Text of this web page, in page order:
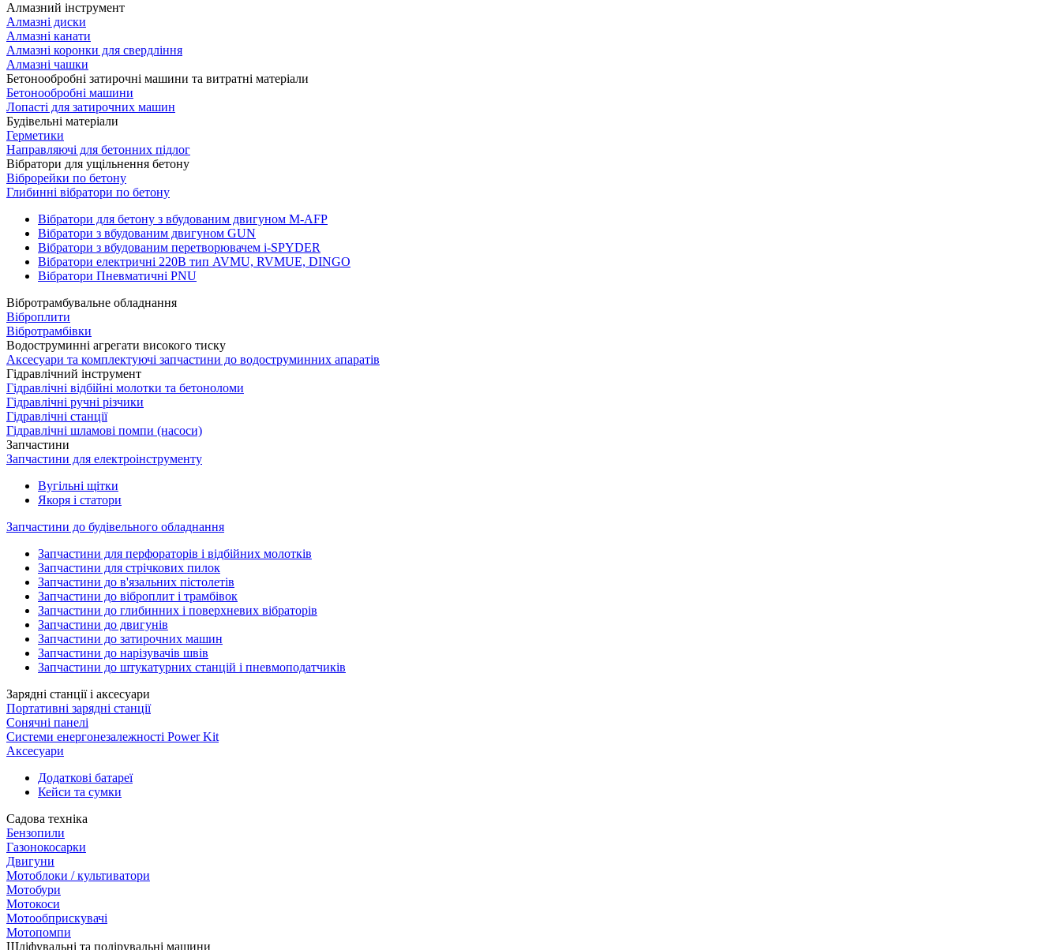
Алмазний інструмент
Алмазні диски
Алмазні канати
Алмазні коронки для свердління
Алмазні чашки
Бетонообробні затирочні машини та витратні матеріали
Бетонообробні машини
Лопасті для затирочних машин
Будівельні матеріали
Герметики
Направляючі для бетонних підлог
Вібратори для ущільнення бетону
Віброрейки по бетону
Глибинні вібратори по бетону
Вібратори для бетону з вбудованим двигуном M-AFP
Вібратори з вбудованим двигуном GUN
Вібратори з вбудованим перетворювачем i-SPYDER
Вібратори електричні 220B тип AVMU, RVMUE, DINGO
Вібратори Пневматичні PNU
Вібротрамбувальне обладнання
Віброплити
Вібротрамбівки
Водоструминні агрегати високого тиску
Аксесуари та комплектуючі запчастини до водоструминних апаратів
Гідравлічний інструмент
Гідравлічні відбійні молотки та бетоноломи
Гідравлічні ручні різчики
Гідравлічні станції
Гідравлічні шламові помпи (насоси)
Запчастини
Запчастини для електроінструменту
Вугільні щітки
Якоря і статори
Запчастини до будівельного обладнання
Запчастини для перфораторів і відбійних молотків
Запчастини для стрічкових пилок
Запчастини до в'язальних пістолетів
Запчастини до віброплит і трамбівок
Запчастини до глибинних і поверхневих вібраторів
Запчастини до двигунів
Запчастини до затирочних машин
Запчастини до нарізувачів швів
Запчастини до штукатурних станцій і пневмоподатчиків
Зарядні станції і аксесуари
Портативні зарядні станції
Сонячні панелі
Системи енергонезалежності Power Kit
Аксесуари
Додаткові батареї
Кейси та сумки
Садова техніка
Бензопили
Газонокосарки
Двигуни
Мотоблоки / культиватори
Мотобури
Мотокоси
Мотообприскувачі
Мотопомпи
Шліфувальні та полірувальні машини